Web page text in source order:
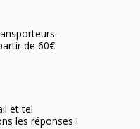
de 60€
et tel
les réponses !